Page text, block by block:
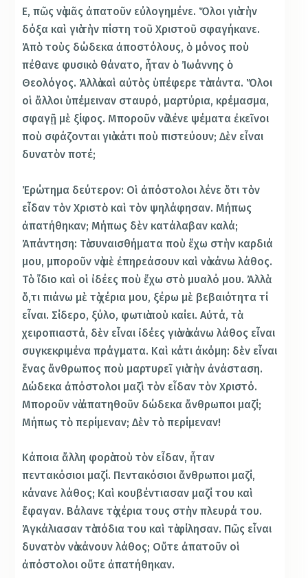
Ε, πῶς νὰ μᾶς ἀπατοῦν εὐλογημένε. Ὅλοι γιὰ τὴν
δόξα καὶ γιὰ τὴν πίστη τοῦ Χριστοῦ σφαγήκανε.
Ἀπὸ τοὺς δώδεκα ἀποστόλους, ὁ μόνος ποὺ
πέθανε φυσικὸ θάνατο, ἦταν ὁ Ἰωάννης ὁ
Θεολόγος. Ἀλλὰ καὶ αὐτὸς ὑπέφερε τὰ πάντα. Ὅλοι
οἱ ἄλλοι ὑπέμειναν σταυρό, μαρτύρια, κρέμασμα,
σφαγῇ μὲ ξίφος. Μποροῦν νὰ λένε ψέματα ἐκεῖνοι
ποὺ σφάζονται γιὰ κάτι ποὺ πιστεύουν; Δὲν εἶναι
δυνατὸν ποτέ;
Ἐρώτημα δεύτερον: Οἱ ἀπόστολοι λένε ὅτι τὸν
εἶδαν τὸν Χριστὸ καὶ τὸν ψηλάφησαν. Μήπως
ἀπατήθηκαν; Μήπως δὲν κατάλαβαν καλά;
Ἀπάντηση: Τὰ συναισθήματα ποὺ ἔχω στὴν καρδιά
μου, μποροῦν νὰ μὲ ἐπηρεάσουν καὶ νὰ κάνω λάθος.
Τὸ ἴδιο καὶ οἱ ἰδέες ποὺ ἔχω στὸ μυαλό μου. Ἀλλὰ
ὅ,τι πιάνω μὲ τὰ χέρια μου, ξέρω μὲ βεβαιότητα τί
εἶναι. Σίδερο, ξύλο, φωτιὰ ποὺ καίει. Αὐτά, τὰ
χειροπιαστά, δὲν εἶναι ἰδέες γιὰ νὰ κάνω λάθος εἶναι
συγκεκριμένα πράγματα. Καὶ κάτι ἀκόμη: δὲν εἶναι
ἕνας ἄνθρωπος ποὺ μαρτυρεῖ γιὰ τὴν ἀνάσταση.
Δώδεκα ἀπόστολοι μαζὶ τὸν εἶδαν τὸν Χριστό.
Μποροῦν νὰ ἀπατηθοῦν δώδεκα ἄνθρωποι μαζί;
Μήπως τὸ περίμεναν; Δὲν τὸ περίμεναν!
Κάποια ἄλλη φορὰ ποὺ τὸν εἶδαν, ἦταν
πεντακόσιοι μαζί. Πεντακόσιοι ἄνθρωποι μαζί,
κάνανε λάθος; Καὶ κουβέντιασαν μαζί του καὶ
ἔφαγαν. Βάλανε τὰ χέρια τους στὴν πλευρά του.
Ἀγκάλιασαν τὰ πόδια του καὶ τὰ φίλησαν. Πῶς εἶναι
δυνατὸν νὰ κάνουν λάθος; Οὔτε ἀπατοῦν οἱ
ἀπόστολοι οὔτε ἀπατήθηκαν.